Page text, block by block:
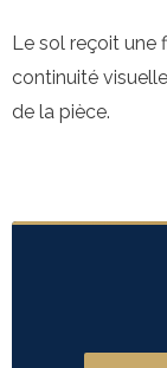
Le sol reçoit une
continuité
de la pièce.